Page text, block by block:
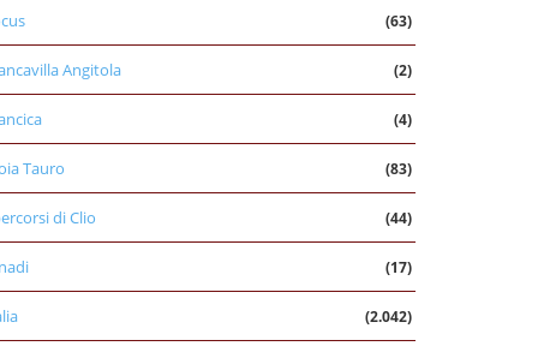
(63)
Angitola (2)
(4)
Tauro (83)
di Clio (44)
(17)
(2.042)